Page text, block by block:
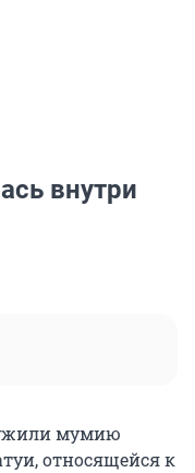
внутри
мумию
относящейся к